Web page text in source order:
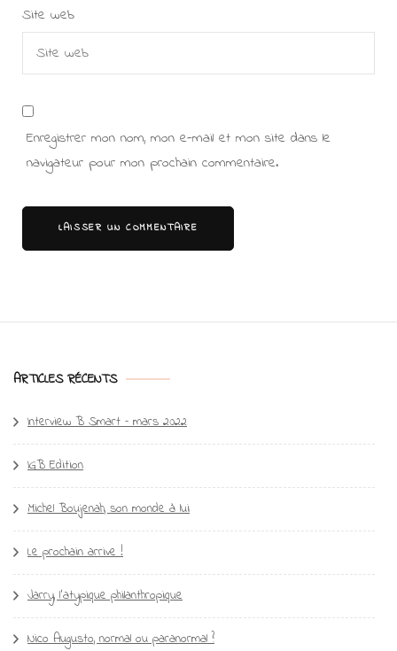
Site web
Enregistrer mon nom, mon e-mail et mon site dans le
navigateur pour mon prochain commentaire.
ARTICLES RÉCENTS
Interview B Smart – mars 2022
IGB Edition
Michel Boujenah, son monde à lui
Le prochain arrive !
Jarry, l’atypique philanthropique
Nico Augusto, normal ou paranormal ?